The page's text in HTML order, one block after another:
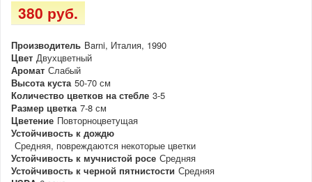
380 руб.
Производитель Barni, Италия, 1990
Цвет Двухцветный
Аромат Слабый
Высота куста 50-70 см
Количество цветков на стебле 3-5
Размер цветка 7-8 см
Цветение Повторноцветущая
Устойчивость к дождю
Средняя, повреждаются некоторые цветки
Устойчивость к мучнистой росе Средняя
Устойчивость к черной пятнистости Средняя